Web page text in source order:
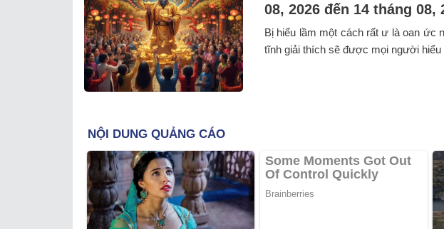
08, 2026 đến 14 tháng 08,
Bị hiểu lầm một cách rất ư là oan ức
tĩnh giải thích sẽ được mọi người hiểu